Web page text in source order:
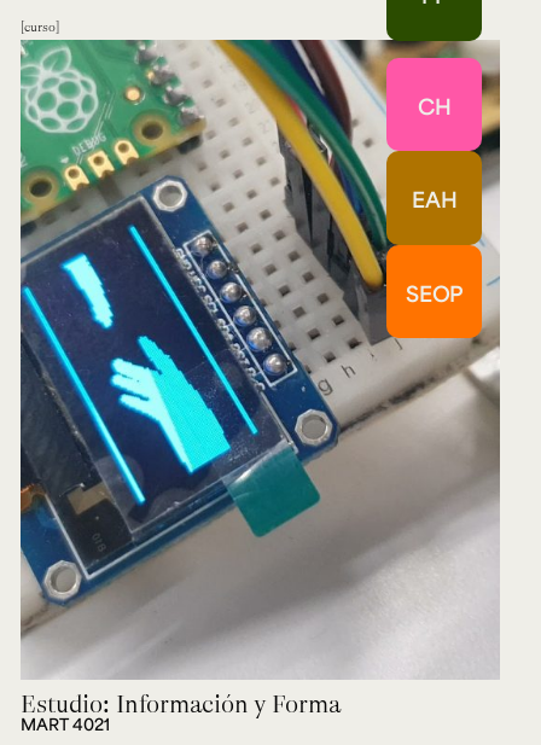
curso
CH
EAH
SEOP
Estudio: Información y Forma
MART 4021